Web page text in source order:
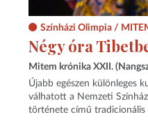
Színházi Olimpia /
Négy óra
Mitem krónika XXII.
Újabb egészen különleges
válhatott a Nemzeti
története című tradicionális